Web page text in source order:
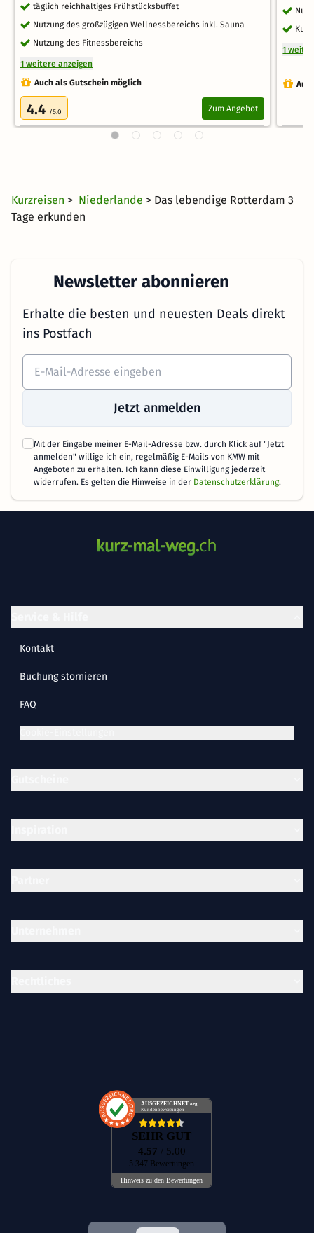
täglich reichhaltiges Frühstücksbuffet
Nutzung des großzügigen Wellnessbereichs inkl. Sauna
Nutzung des Fitnessbereichs
1 weitere anzeigen
Auch als Gutschein möglich
4.4 /5.0 Zum Angebot
1
Kurzreisen > Niederlande > Das lebendige Rotterdam 3
Tage erkunden
Newsletter abonnieren
Erhalte die besten und neuesten Deals direkt
ins Postfach
Jetzt anmelden
Mit der Eingabe meiner E-Mail-Adresse bzw. durch Klick auf "Jetzt
anmelden" willige ich ein, regelmäßig E-Mails von KMW mit
Angeboten zu erhalten. Ich kann diese Einwilligung jederzeit
widerrufen. Es gelten die Hinweise in der Datenschutzerklärung.
AUSGEZEICHNET.org
Kundenbewertungen
SEHR GUT
4.57 / 5.00
5.347 Bewertungen
Hinweis zu den Bewertungen
Kontakt
Buchung stornieren
FAQ